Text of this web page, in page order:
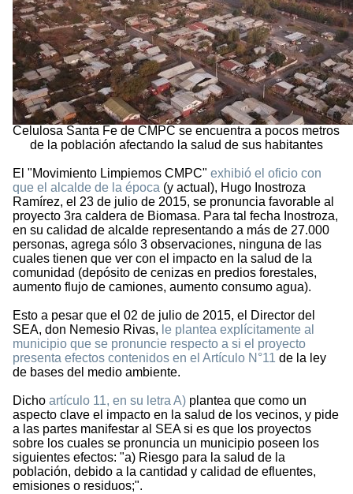
Celulosa Santa Fe de CMPC se encuentra a pocos metros
de la población afectando la salud de sus habitantes
El "Movimiento Limpiemos CMPC" exhibió el oficio con
que el alcalde de la época (y actual), Hugo Inostroza
Ramírez, el 23 de julio de 2015, se pronuncia favorable al
proyecto 3ra caldera de Biomasa. Para tal fecha Inostroza,
en su calidad de alcalde representando a más de 27.000
personas, agrega sólo 3 observaciones, ninguna de las
cuales tienen que ver con el impacto en la salud de la
comunidad (depósito de cenizas en predios forestales,
aumento flujo de camiones, aumento consumo agua).
Esto a pesar que el 02 de julio de 2015, el Director del
SEA, don Nemesio Rivas, le plantea explícitamente al
municipio que se pronuncie respecto a si el proyecto
presenta efectos contenidos en el Artículo N°11 de la ley
de bases del medio ambiente.
Dicho artículo 11, en su letra A) plantea que como un
aspecto clave el impacto en la salud de los vecinos, y pide
a las partes manifestar al SEA si es que los proyectos
sobre los cuales se pronuncia un municipio poseen los
siguientes efectos: "a) Riesgo para la salud de la
población, debido a la cantidad y calidad de efluentes,
emisiones o residuos;".